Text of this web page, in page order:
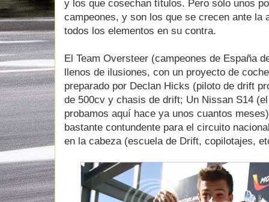
y los que cosechan títulos. Pero sólo unos
campeones, y son los que se crecen ante la
todos los elementos en su contra.
El Team Oversteer (campeones de España
llenos de ilusiones, con un proyecto de
preparado por Declan Hicks (piloto de drift
de 500cv y chasis de drift; Un Nissan S14
probamos aquí hace ya unos cuantos
bastante contundente para el circuito
en la cabeza (escuela de Drift, copilotajes,